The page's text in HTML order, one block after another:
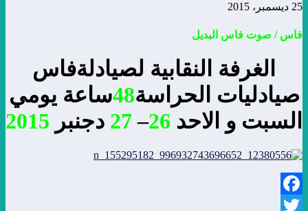
25 ديسمبر، 2015
فاس / صوت فاس البديل
الغرفة النقابية لصيادلةفاس
صيادليات الحراسة48ساعة يومي
السبت و الاحد 26
–
27 دجنبر 2015
Facebook